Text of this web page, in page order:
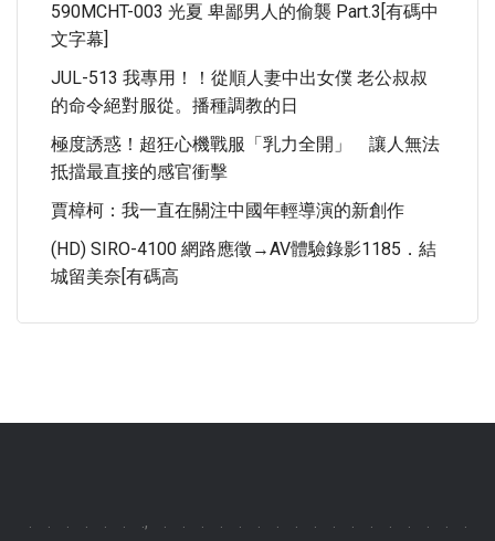
590MCHT-003 光夏 卑鄙男人的偷襲 Part.3[有碼中
文字幕]
JUL-513 我專用！！從順人妻中出女僕 老公叔叔
的命令絕對服從。播種調教的日
極度誘惑！超狂心機戰服「乳力全開」 讓人無法
抵擋最直接的感官衝擊
賈樟柯：我一直在關注中國年輕導演的新創作
(HD) SIRO-4100 網路應徵→AV體驗錄影1185．結
城留美奈[有碼高
.,